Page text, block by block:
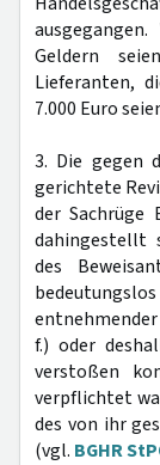
Geldern
Lieferanten,
7.000 Euro
3. Die gegen
gerichtete
der Sachrüge
dahingestellt
des
f.) oder
verstoßen
verpflichtet
des von ihr
(vgl. BGHR